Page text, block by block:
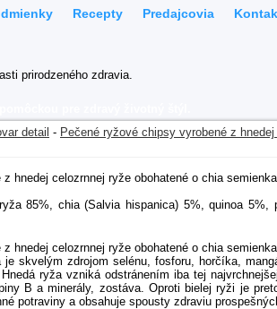
Recepty Predajcovia
detail - Pečené ryžové chipsy vyrobené z
hnedej celozrnnej ryže obohatené o chia
85%, chia (Salvia hispanica) 5%, quinoa
hnedej celozrnnej ryže obohatené o chia
je skvelým zdrojom selénu, fosforu, horčíka,
ryža vzniká odstránením iba tej
B a minerály, zostáva. Oproti bielej ryži je
potraviny a obsahuje spousty zdraviu